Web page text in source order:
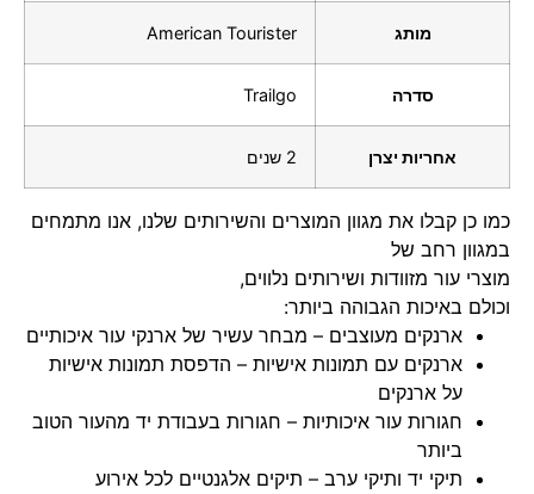
מותג American Tourister
סדרה Trailgo
אחריות יצרן 2 שנים
כמו כן קבלו את מגוון המוצרים והשירותים שלנו, אנו מתמחים
במגוון רחב של
מוצרי עור מזוודות ושירותים נלווים,
וכולם באיכות הגבוהה ביותר:
ארנקים מעוצבים – מבחר עשיר של ארנקי עור איכותיים
ארנקים עם תמונות אישיות – הדפסת תמונות אישיות
על ארנקים
חגורות עור איכותיות – חגורות בעבודת יד מהעור הטוב
ביותר
תיקי יד ותיקי ערב – תיקים אלגנטיים לכל אירוע